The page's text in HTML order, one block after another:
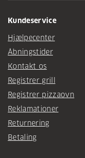
Kundeservice
Hjælpecenter
Åbningstider
Kontakt os
Registrer grill
Registrer pizzaovn
Reklamationer
Returnering
Betaling